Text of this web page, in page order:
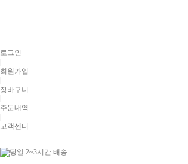
로그인
|
회원가입
|
장바구니
주문내역
고객센터